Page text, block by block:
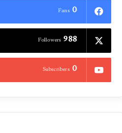
0
Fans
988
Followers
0
Subscribers